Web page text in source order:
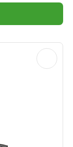
220 В
16
500
2000